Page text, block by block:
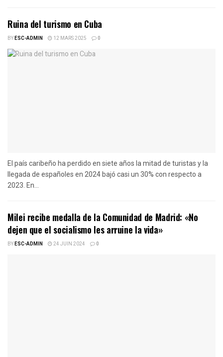
Ruina del turismo en Cuba
BYESC-ADMIN 12 MARS 2025 0
El país caribeño ha perdido en siete años la mitad de turistas y la
llegada de españoles en 2024 bajó casi un 30% con respecto a
2023. En...
Milei recibe medalla de la Comunidad de Madrid: «No
dejen que el socialismo les arruine la vida»
BYESC-ADMIN 24 JUIN 2024 0